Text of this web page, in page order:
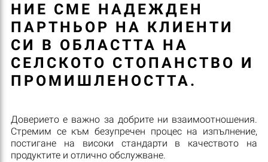
НИЕ СМЕ НАДЕЖДЕН
ПАРТНЬОР НА КЛИЕНТИ
СИ В ОБЛАСТТА НА
СЕЛСКОТО СТОПАНСТВО И
ПРОМИШЛЕНОСТТА.
Доверието е важно за добрите ни взаимоотношения.
Стремим се към безупречен процес на изпълнение,
постигане на високи стандарти в качеството на
продуктите и отлично обслужване.